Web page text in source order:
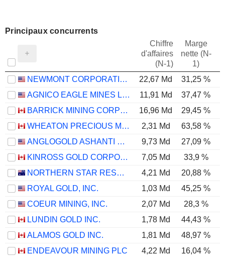
Principaux concurrents
Chiffre
d'affaires
(N-1)
Marge
nette (N-
1)
NEWMONT CORPORATION 22,67 Md 31,25 %
AGNICO EAGLE MINES LIMITED
11,91 Md 37,47 %
BARRICK MINING CORPORATION
16,96 Md 29,45 %
WHEATON PRECIOUS METALS CORP.
2,31 Md 63,58 %
ANGLOGOLD ASHANTI PLC
9,73 Md 27,09 %
KINROSS GOLD CORPORATION
7,05 Md 33,9 %
NORTHERN STAR RESOURCES LIMITED
4,21 Md 20,88 %
ROYAL GOLD, INC.
1,03 Md 45,25 %
COEUR MINING, INC.
2,07 Md 28,3 %
LUNDIN GOLD INC.
1,78 Md 44,43 %
ALAMOS GOLD INC.
1,81 Md 48,97 %
ENDEAVOUR MINING PLC
4,22 Md 16,04 %